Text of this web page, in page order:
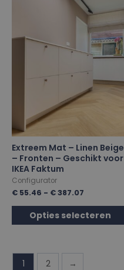
Extreem Mat – Linen Beige
– Fronten – Geschikt voor
IKEA Faktum
Configurator
€ 55.46 - €387.07
Opties selecteren
1 2 →